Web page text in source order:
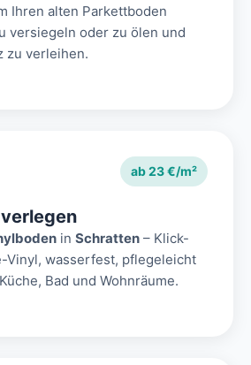
Ihren alten Parkettboden
versiegeln oder zu ölen und
zu verleihen.
ab 23 €/m²
in Schratten – Klick-
Vinyl, wasserfest, pflegeleicht
Bad und Wohnräume.